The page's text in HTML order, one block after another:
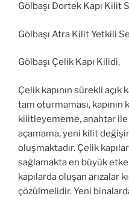
Gölbaşı Dortek Kapı Kilit
Gölbaşı Atra Kilit Yetkili
Gölbaşı Çelik Kapı Kilidi,
Çelik kapının sürekli açık
tam oturmaması, kapının
kilitleyememe, anahtar ile
açamama, yeni kilit
oluşmaktadır. Çelik
sağlamakta en büyük
kapılarda oluşan arızalar
çözülmelidir. Yeni